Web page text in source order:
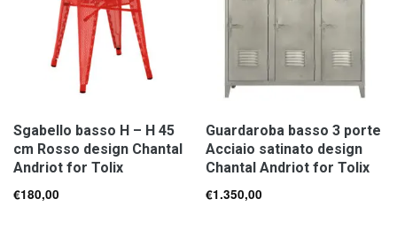
Sgabello basso H – H 45
cm Rosso design Chantal
Andriot for Tolix
€180,00
Guardaroba basso 3 porte
Acciaio satinato design
Chantal Andriot for Tolix
€1.350,00